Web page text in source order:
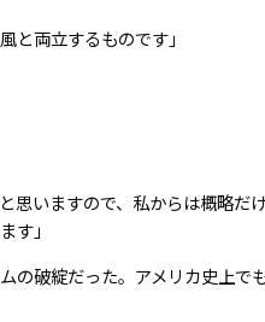
と両立するものです」
いますので、私からは概略だ
す」
破綻だった。アメリカ史上で